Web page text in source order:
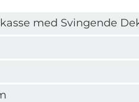
med Svingende